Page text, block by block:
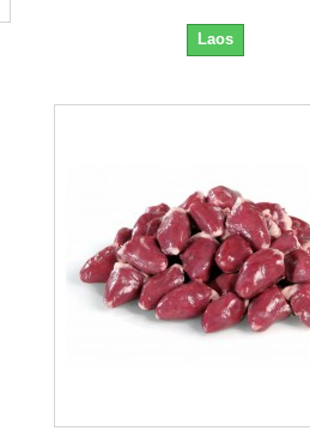
Laos